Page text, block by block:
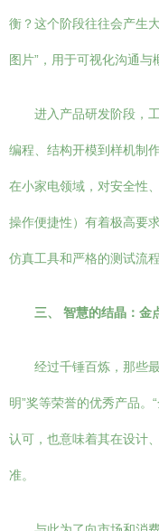
衡？这个阶段往往会产生
图片”，用于可视化沟通与
进入产品研发阶段，
编程、结构开模到样机制
在小家电领域，对安全性
操作便捷性）有着极高要
仿真工具和严格的测试流
三、 智慧的结晶：金
经过千锤百炼，那些
明”奖等荣誉的优秀产品。
认可，也意味着其在设计
准。